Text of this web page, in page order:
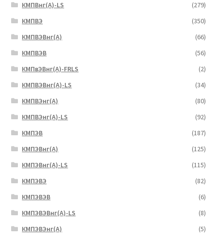
КМПВнг(А)-LS
(279)
КМПВЭ
(350)
КМПВЭBнг(А)
(66)
КМПВЭВ
(56)
КМПвЭВнг(А)-FRLS
(2)
КМПВЭВнг(А)-LS
(34)
КМПВЭнг(А)
(80)
КМПВЭнг(А)-LS
(92)
КМПЭВ
(187)
КМПЭВнг(А)
(125)
КМПЭВнг(А)-LS
(115)
КМПЭВЭ
(82)
КМПЭВЭВ
(6)
КМПЭВЭВнг(А)-LS
(8)
КМПЭВЭнг(А)
(5)